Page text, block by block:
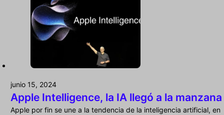
junio 15, 2024
Apple Intelligence, la IA llegó a la manzana
Apple por fin se une a la tendencia de la inteligencia artificial, en